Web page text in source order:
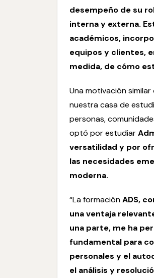
desempeño de su
interna y externa.
académicos,
equipos y clientes,
medida, de cómo
Una motivación
nuestra casa de
personas,
optó por estudiar
versatilidad y por
las necesidades
moderna.
“La formaciónADS,
una ventaja
una parte, me ha
fundamental para
personales y el
el análisis y